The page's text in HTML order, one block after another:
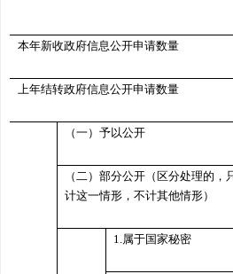
、本年新收政府信息公开申请数量
、上年结转政府信息公开申请数量
（一）予以公开
（二）部分公开（区分处理的，
计这一情形，不计其他情形）
1. 属于国家秘密